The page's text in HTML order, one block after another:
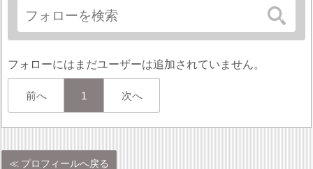
フォローにはまだユーザーは追加されていません。
前へ 1 次へ
プロフィールへ戻る